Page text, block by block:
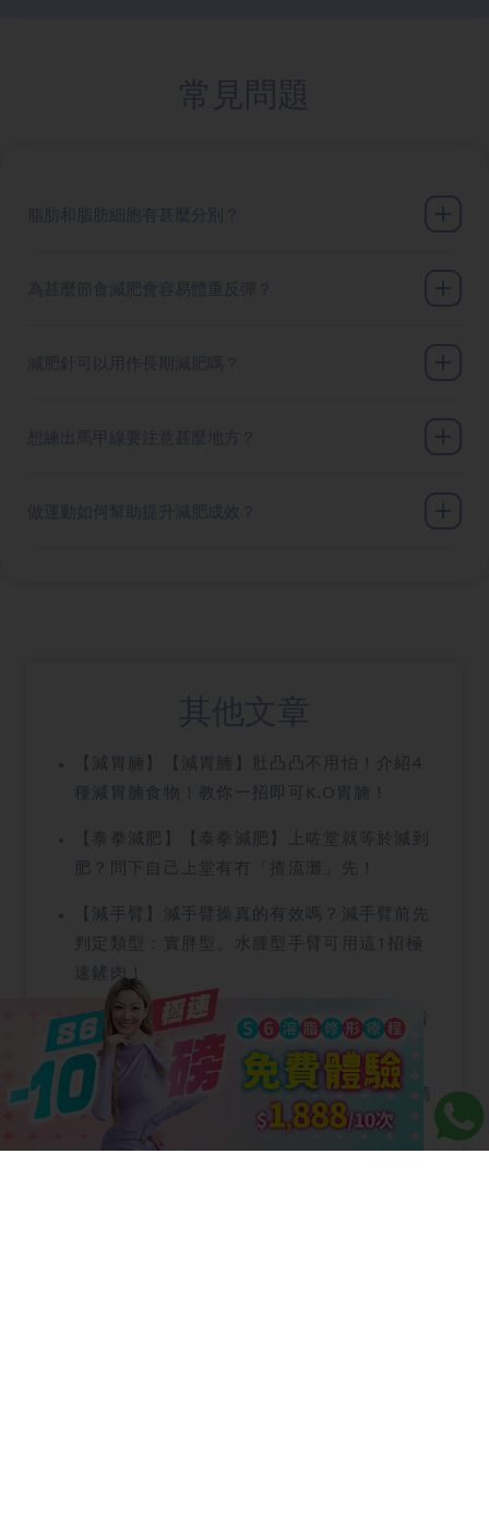
【減胃腩】【減胃腩】肚凸凸不用怕！介紹4
種減胃腩食物！教你一招即可K.O胃腩！
【泰拳減肥】【泰拳減肥】上咗堂就等於減到
肥？問下自己上堂有冇「揸流灘」先！
【減手臂】減手臂操真的有效嗎？減手臂前先
判定類型：實胖型、水腫型手臂可用這1招極
速鏟肉！
【增肌】【增肌減脂天書】減肥或重訓前先看
這篇，減脂期+增肌期4步曲，跟著做0失敗！
【快速減肥】1個月減12Kg可能嗎？一次睇清
最紅8種快速減肥法！5+3減肥法、168飲食
法有效嗎？